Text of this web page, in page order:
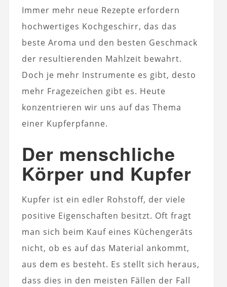
Immer mehr neue Rezepte erfordern
hochwertiges Kochgeschirr, das das
beste Aroma und den besten Geschmack
der resultierenden Mahlzeit bewahrt.
Doch je mehr Instrumente es gibt, desto
mehr Fragezeichen gibt es. Heute
konzentrieren wir uns auf das Thema
einer Kupferpfanne.
Der menschliche
Körper und Kupfer
Kupfer ist ein edler Rohstoff, der viele
positive Eigenschaften besitzt. Oft fragt
man sich beim Kauf eines Küchengeräts
nicht, ob es auf das Material ankommt,
aus dem es besteht. Es stellt sich heraus,
dass dies in den meisten Fällen der Fall